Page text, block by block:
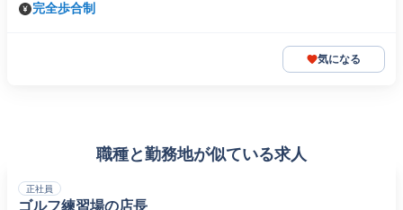
完全歩合制
気になる
職種と勤務地が似ている求人
正社員
ゴルフ練習場の店長